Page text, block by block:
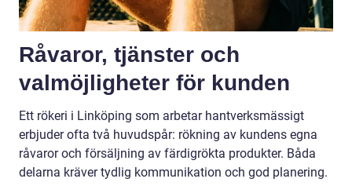
Råvaror, tjänster och
valmöjligheter för kunden
Ett rökeri i Linköping som arbetar hantverksmässigt
erbjuder ofta två huvudspår: rökning av kundens egna
råvaror och försäljning av färdigrökta produkter. Båda
delarna kräver tydlig kommunikation och god planering.